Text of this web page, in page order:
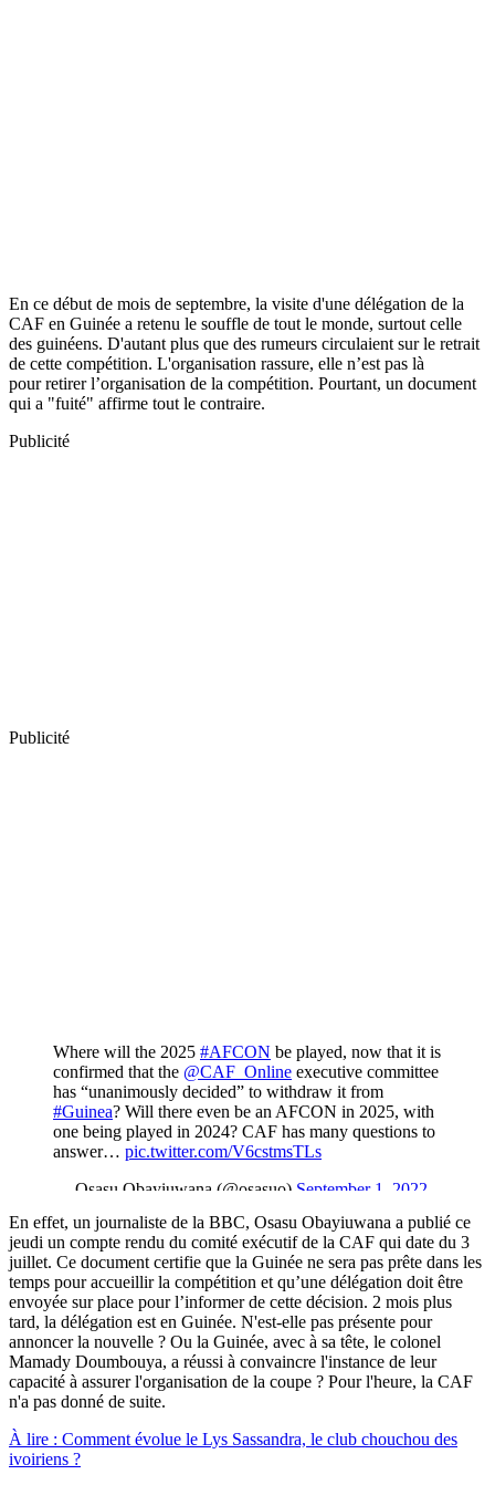
En ce début de mois de septembre, la visite d'une délégation de la
CAF en Guinée a retenu le souffle de tout le monde, surtout celle
des guinéens. D'autant plus que des rumeurs circulaient sur le retrait
de cette compétition. L'organisation rassure, elle n’est pas là
pour retirer l’organisation de la compétition. Pourtant, un document
qui a "fuité" affirme tout le contraire.
Publicité
Publicité
En effet, un journaliste de la BBC, Osasu Obayiuwana a publié ce
jeudi un compte rendu du comité exécutif de la CAF qui date du 3
juillet. Ce document certifie que la Guinée ne sera pas prête dans les
temps pour accueillir la compétition et qu’une délégation doit être
envoyée sur place pour l’informer de cette décision. 2 mois plus
tard, la délégation est en Guinée. N'est-elle pas présente pour
annoncer la nouvelle ? Ou la Guinée, avec à sa tête, le colonel
Mamady Doumbouya, a réussi à convaincre l'instance de leur
capacité à assurer l'organisation de la coupe ? Pour l'heure, la CAF
n'a pas donné de suite.
À lire : Comment évolue le Lys Sassandra, le club chouchou des
ivoiriens ?